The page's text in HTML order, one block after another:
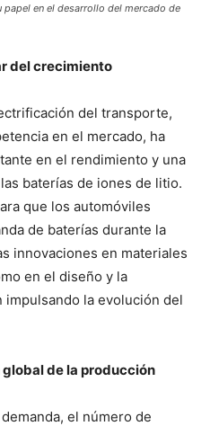
en el desarrollo del mercado de
del crecimiento
del transporte,
en el mercado, ha
en el rendimiento y una
baterías de iones de litio.
que los automóviles
de baterías durante la
innovaciones en materiales
en el diseño y la
la evolución del
de la producción
el número de